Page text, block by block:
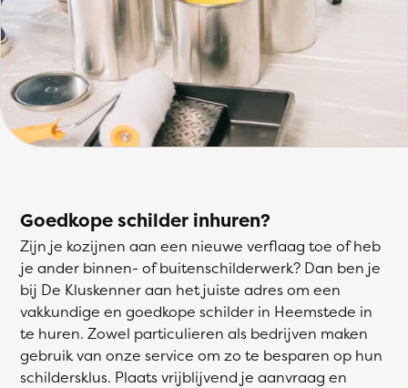
Goedkope schilder inhuren?
Zijn je kozijnen aan een nieuwe verflaag toe of heb
je ander binnen- of buitenschilderwerk? Dan ben je
bij De Kluskenner aan het juiste adres om een
vakkundige en goedkope schilder in Heemstede in
te huren. Zowel particulieren als bedrijven maken
gebruik van onze service om zo te besparen op hun
schildersklus. Plaats vrijblijvend je aanvraag en